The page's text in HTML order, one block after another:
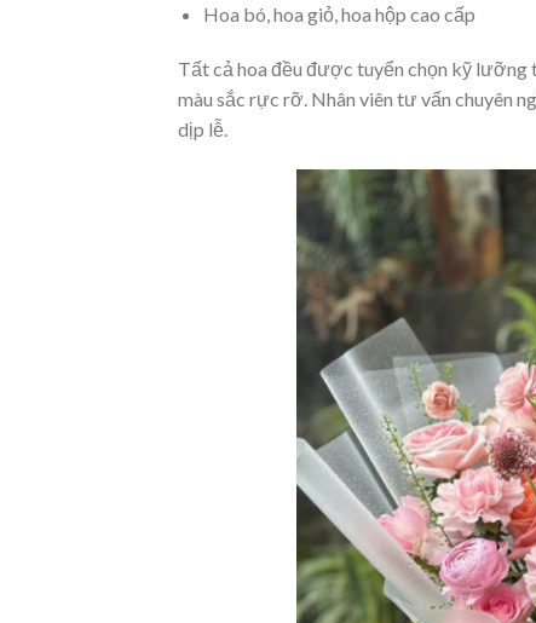
Hoa bó, hoa giỏ, hoa hộp cao cấp
Tất cả hoa đều được tuyển chọn kỹ
màu sắc rực rỡ. Nhân viên tư vấn chuyên
dịp lễ.